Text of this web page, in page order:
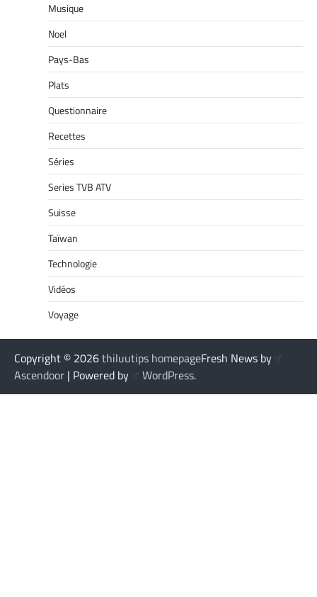
Musique
Noel
Pays-Bas
Plats
Questionnaire
Recettes
Séries
Series TVB ATV
Suisse
Taïwan
Technologie
Vidéos
Voyage
Copyright © 2026thiluutips homepageFresh News by
Ascendoor | Powered by WordPress.